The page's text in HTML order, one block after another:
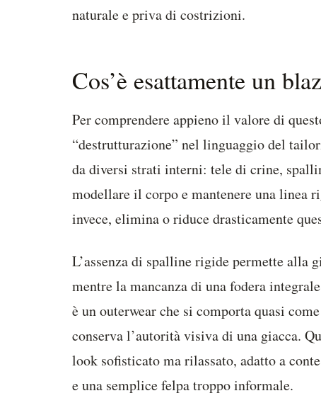
naturale e priva di costrizioni.
Cos’è esattamente un
Per comprendere appieno il valore di
“destrutturazione” nel linguaggio del
da diversi strati interni: tele di crine,
modellare il corpo e mantenere una linea
invece, elimina o riduce drasticamente
L’assenza di spalline rigide permette alla
mentre la mancanza di una fodera
è un outerwear che si comporta quasi
conserva l’autorità visiva di una giacca.
look sofisticato ma rilassato, adatto a
e una semplice felpa troppo informale.